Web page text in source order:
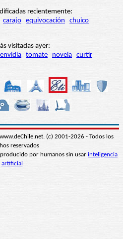
recientemente:
carajo equivocación
chuico
visitadas ayer:
envidia tomate novela curtir
(c) 2001-2026 - Todos los
reservados
producido por humanos sin usar inteligencia
artificial